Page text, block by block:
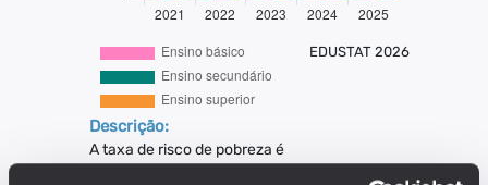
EDUSTAT 2026
Descrição:
A taxa de risco de pobreza é